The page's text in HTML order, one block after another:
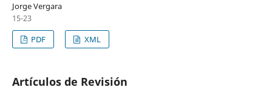
Jorge Vergara
15-23
PDF
XML
Artículos de Revisión